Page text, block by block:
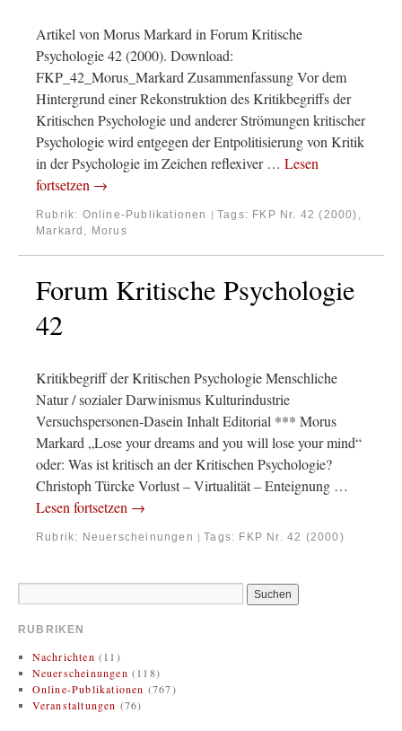
Artikel von Morus Markard in Forum Kritische
Psychologie 42 (2000). Download:
FKP_42_Morus_Markard Zusammenfassung Vor dem
Hintergrund einer Rekonstruktion des Kritikbegriffs der
Kritischen Psychologie und anderer Strömungen kritischer
Psychologie wird entgegen der Entpolitisierung von Kritik
in der Psychologie im Zeichen reflexiver … Lesen
fortsetzen →
Rubrik: Online-Publikationen | Tags: FKP Nr. 42 (2000) ,
Markard, Morus
Forum Kritische Psychologie
42
Kritikbegriff der Kritischen Psychologie Menschliche
Natur / sozialer Darwinismus Kulturindustrie
Versuchspersonen-Dasein Inhalt Editorial *** Morus
Markard „Lose your dreams and you will lose your mind“
oder: Was ist kritisch an der Kritischen Psychologie?
Christoph Türcke Vorlust – Virtualität – Enteignung …
Lesen fortsetzen →
Rubrik: Neuerscheinungen | Tags: FKP Nr. 42 (2000)
RUBRIKEN
Nachrichten (11)
Neuerscheinungen (118)
Online-Publikationen (767)
Veranstaltungen (76)